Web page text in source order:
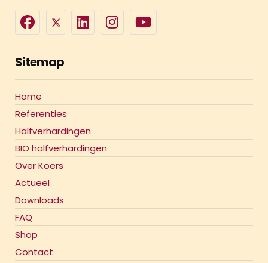
Sitemap
Home
Referenties
Halfverhardingen
BIO halfverhardingen
Over Koers
Actueel
Downloads
FAQ
Shop
Contact